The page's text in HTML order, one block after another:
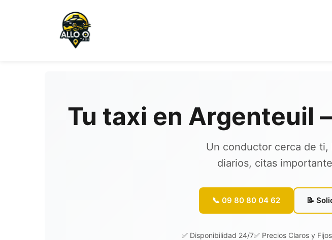
Tu taxi en Argenteuil
Un conductor cerca de
diarios, citas
📞 09 80 80 04 62 📝
✅ Disponibilidad 24/7✅ Precios Claros y Fijos